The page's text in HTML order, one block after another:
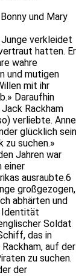
und Mary
Junge verkleidet
hatten. Er
wahre
und mutigen
mit ihr
Daraufhin
Rackham
verliebte. Anne
glücklich sein
zu suchen.»
Jahren war
einer
ausraubte.6
großgezogen,
abhärten und
Identität
Soldat
das in
auf der
zu suchen.
der